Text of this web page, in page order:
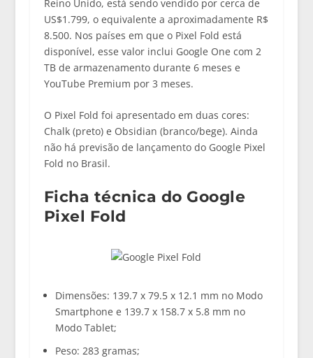
Reino Unido, está sendo vendido por cerca de
US$1.799, o equivalente a aproximadamente R$
8.500. Nos países em que o Pixel Fold está
disponível, esse valor inclui Google One com 2
TB de armazenamento durante 6 meses e
YouTube Premium por 3 meses.
O Pixel Fold foi apresentado em duas cores:
Chalk (preto) e Obsidian (branco/bege). Ainda
não há previsão de lançamento do Google Pixel
Fold no Brasil.
Ficha técnica do Google
Pixel Fold
Dimensões: 139.7 x 79.5 x 12.1 mm no Modo
Smartphone e 139.7 x 158.7 x 5.8 mm no
Modo Tablet;
Peso: 283 gramas;